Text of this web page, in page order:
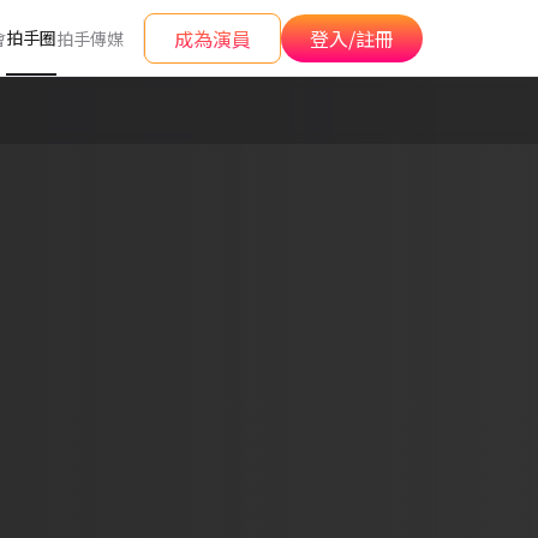
拍手圈拍手傳媒 成為演員 登入/註冊